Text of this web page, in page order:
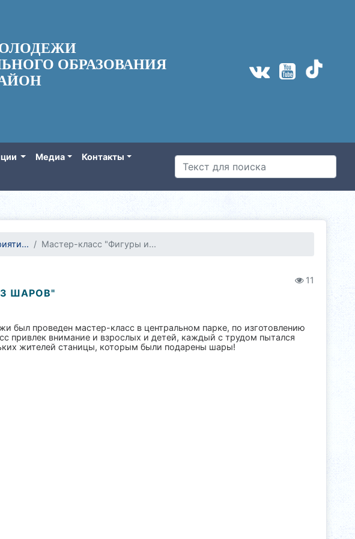
ОБРАЗОВАНИЯ
Медиа
Контакты
Мастер-класс "Фигуры и...
11
ШАРОВ"
был проведен мастер-класс в центральном парке, по изготовлению
привлек внимание и взрослых и детей, каждый с трудом пытался
жителей станицы, которым были подарены шары!